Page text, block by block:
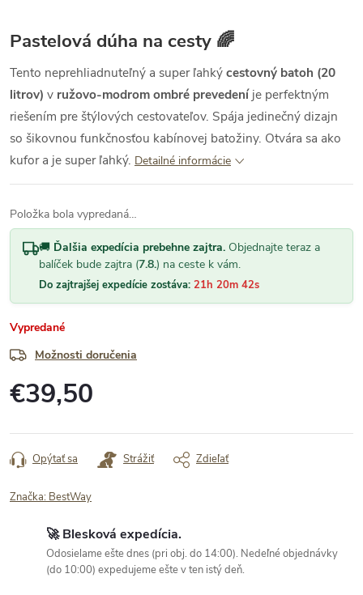
Pastelová dúha na cesty 🌈
Tento neprehliadnuteľný a super ľahkýcestovný batoh (20
litrov) v ružovo-modrom ombré prevedeníje perfektným
riešením pre štýlových cestovateľov. Spája jedinečný dizajn
so šikovnou funkčnosťou kabínovej batožiny. Otvára sa ako
kufor a je super ľahký. Detailné informácie
Položka bola vypredaná…
🚚 Ďalšia expedícia prebehne zajtra. Objednajte teraz a
balíček bude zajtra (7.8.) na ceste k vám.
Do zajtrajšej expedície zostáva: 21h 20m 41s
Vypredané
Možnosti doručenia
€39,50
cena:
Opýtať sa Strážiť Zdieľať
Značka: BestWay
🚀 Blesková expedícia.
Odosielame ešte dnes (pri obj. do 14:00). Nedeľné objednávky
(do 10:00) expedujeme ešte v ten istý deň.